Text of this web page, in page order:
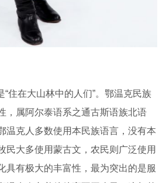
住在大山林中的人们”。鄂温克民族
，属阿尔泰语系之通古斯语族北语
温克人多数使用本民族语言，没有本
民大多使用蒙古文，农民则广泛使用
具有极大的丰富性，最为突出的是服